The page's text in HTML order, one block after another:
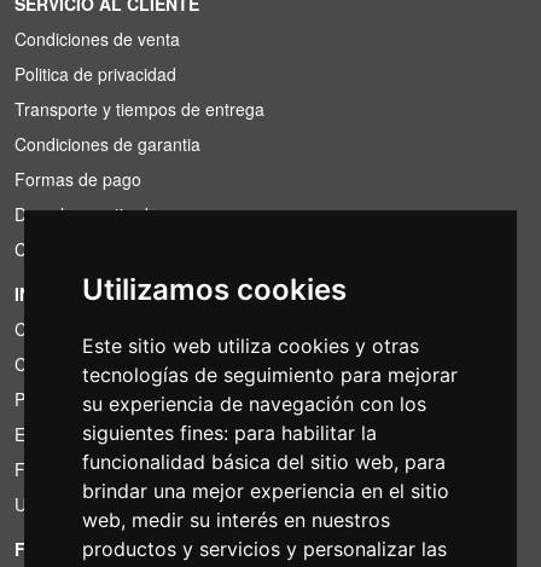
Utilizamos cookies
Este sitio web utiliza cookies y otras
tecnologías de seguimiento para mejorar
su experiencia de navegación con los
siguientes fines: para habilitar la
funcionalidad básica del sitio web, para
brindar una mejor experiencia en el sitio
web, medir su interés en nuestros
productos y servicios y personalizar las
Condiciones de venta
Politica de privacidad
Transporte y tiempos de entrega
Condiciones de garantia
Formas de pago
Derecho a retirada
Condiciones de IVA
INFORMACIÓN
Condiciones de alquiler
Cotizaciones
Paquetes de ahorro
Encontrado por menos?
Financiacion
Uso
FOTOCOLOMBO.IT